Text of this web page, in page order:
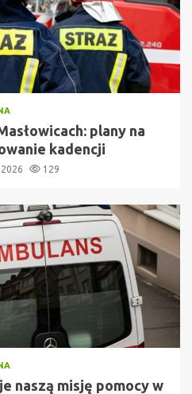
plany na
kadencji
129
naszą misję pomocy w